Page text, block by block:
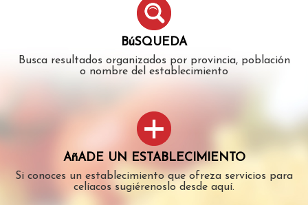
BúSQUEDA
Busca resultados organizados por provincia, población
o nombre del establecimiento
AñADE UN ESTABLECIMIENTO
Si conoces un establecimiento que ofreza servicios para
celíacos sugiérenoslo desde aquí.